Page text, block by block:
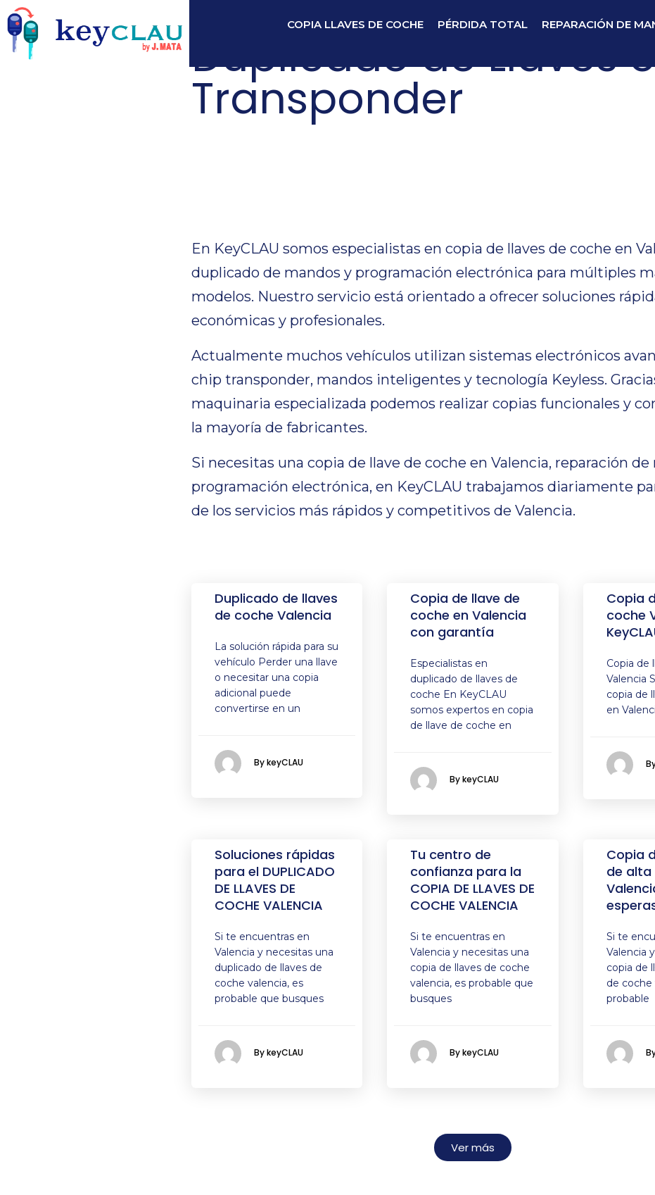
COPIA LLAVES DE COCHE PÉRDIDA TOTAL REPARACIÓN DE
Duplicado de Llaves
Transponder
En KeyCLAU somos especialistas en copia de llaves de coche en
duplicado de mandos y programación electrónica para múltiples
modelos. Nuestro servicio está orientado a ofrecer soluciones
económicas y profesionales.
Actualmente muchos vehículos utilizan sistemas electrónicos
chip transponder, mandos inteligentes y tecnología Keyless.
maquinaria especializada podemos realizar copias funcionales y
la mayoría de fabricantes.
Si necesitas una copia de llave de coche en Valencia, reparación de
programación electrónica, en KeyCLAU trabajamos diariamente
de los servicios más rápidos y competitivos de Valencia.
Duplicado de llaves
de coche Valencia
La solución rápida para su
vehículo Perder una llave
o necesitar una copia
adicional puede
convertirse en un
By keyCLAU
Copia de llave de
coche en Valencia
con garantía
Especialistas en
duplicado de llaves de
coche En KeyCLAU
somos expertos en copia
de llave de coche en
By keyCLAU
Copia
coche
Copia de
Valencia
copia de
en
Soluciones rápidas
para el DUPLICADO
DE LLAVES DE
COCHE VALENCIA
Si te encuentras en
Valencia y necesitas una
duplicado de llaves de
coche valencia, es
probable que busques
By keyCLAU
Tu centro de
confianza para la
COPIA DE LLAVES DE
COCHE VALENCIA
Si te encuentras en
Valencia y necesitas una
copia de llaves de coche
valencia, es probable que
busques
By keyCLAU
Copia
de alta
Si te
Valencia
copia de
de coche
probable
Ver más